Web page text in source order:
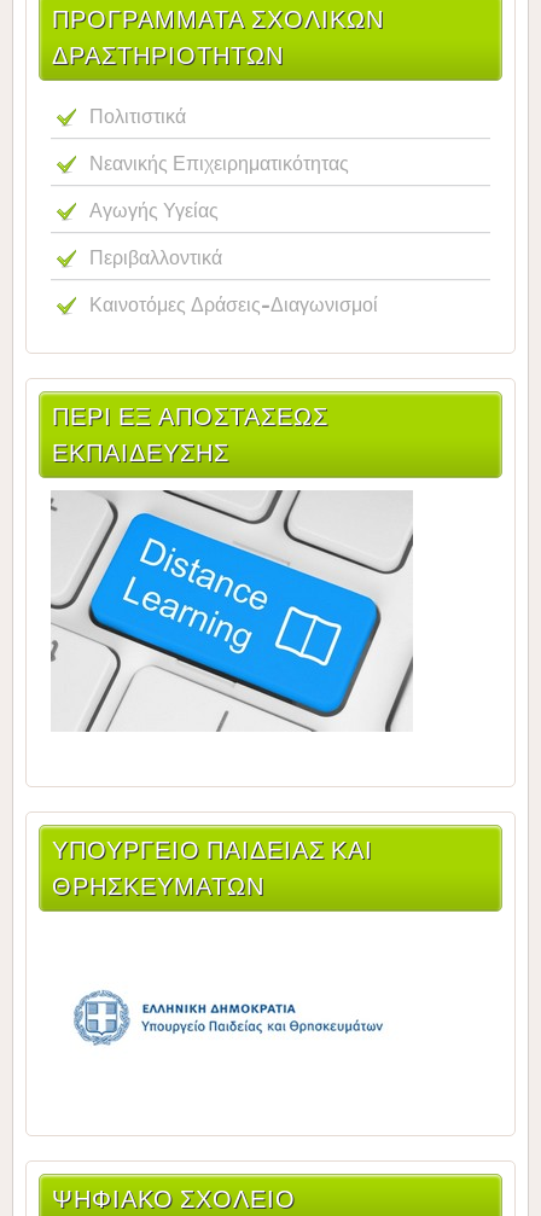
ΠΡΟΓΡΑΜΜΑΤΑ ΣΧΟΛΙΚΩΝ
ΔΡΑΣΤΗΡΙΟΤΗΤΩΝ
Πολιτιστικά
Νεανικής Επιχειρηματικότητας
Αγωγής Υγείας
Περιβαλλοντικά
Καινοτόμες Δράσεις-Διαγωνισμοί
ΠΕΡΙ ΕΞ ΑΠΟΣΤΑΣΕΩΣ
ΕΚΠΑΙΔΕΥΣΗΣ
ΥΠΟΥΡΓΕΊΟ ΠΑΙΔΕΊΑΣ ΚΑΙ
ΘΡΗΣΚΕΥΜΆΤΩΝ
ΨΗΦΙΑΚΟ ΣΧΟΛΕΙΟ